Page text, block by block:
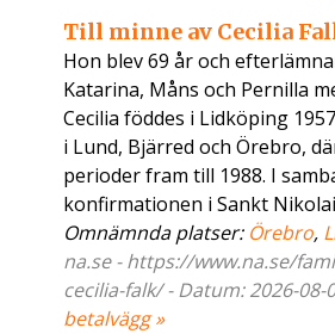
Till minne av Cecilia
Hon blev 69 år och
Katarina, Måns och Pernilla
Cecilia föddes i Lidköping
i Lund, Bjärred och Örebro,
perioder fram till 1988. I
konfirmationen i Sankt
Omnämnda platser: Örebro,
na.se - https://www.na.se/
cecilia-falk/ - Datum: 2026-08-
betalvägg »